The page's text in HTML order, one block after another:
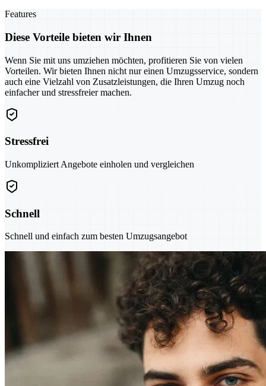
Features
Diese Vorteile bieten wir Ihnen
Wenn Sie mit uns umziehen möchten, profitieren Sie von vielen
Vorteilen. Wir bieten Ihnen nicht nur einen Umzugsservice, sondern
auch eine Vielzahl von Zusatzleistungen, die Ihren Umzug noch
einfacher und stressfreier machen.
Stressfrei
Unkompliziert Angebote einholen und vergleichen
Schnell
Schnell und einfach zum besten Umzugsangebot